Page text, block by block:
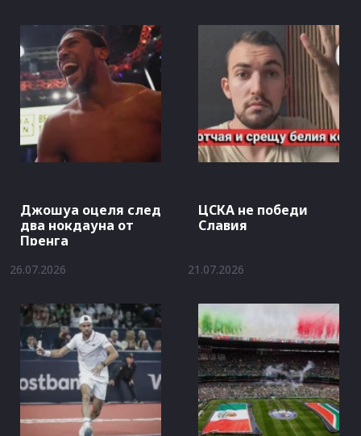
Джошуа оцеля след
два нокдауна от
Пренга
26.07.2026
ЦСКА не победи
Славия
21.07.2026